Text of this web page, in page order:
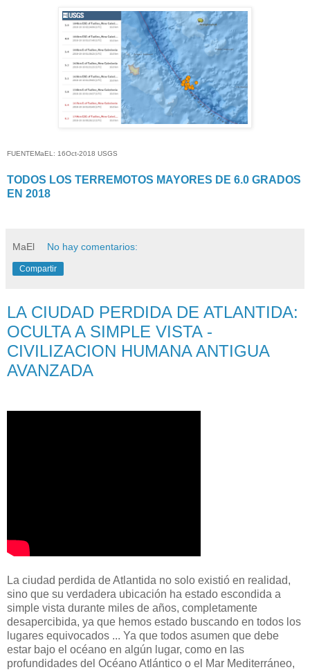
FUENTEMaEL: 16Oct-2018 USGS
TODOS LOS TERREMOTOS MAYORES DE 6.0 GRADOS
EN 2018
MaEl No hay comentarios:
Compartir
LA CIUDAD PERDIDA DE ATLANTIDA:
OCULTA A SIMPLE VISTA -
CIVILIZACION HUMANA ANTIGUA
AVANZADA
La ciudad perdida de Atlantida no solo existió en realidad,
sino que su verdadera ubicación ha estado escondida a
simple vista durante miles de años, completamente
desapercibida, ya que hemos estado buscando en todos los
lugares equivocados ... Ya que todos asumen que debe
estar bajo el océano en algún lugar, como en las
profundidades del Océano Atlántico o el Mar Mediterráneo,